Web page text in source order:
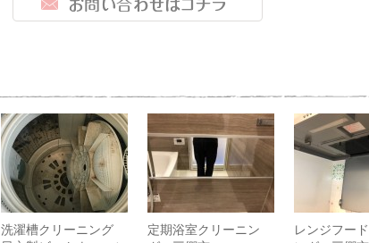
洗濯槽クリーニング
定期浴室クリーニン
レンジフー